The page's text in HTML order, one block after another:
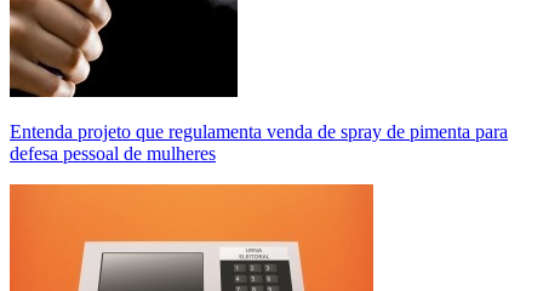
Entenda projeto que regulamenta venda de spray de pimenta para
defesa pessoal de mulheres